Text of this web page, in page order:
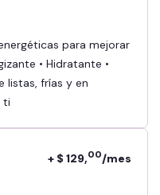
• Hidratante •
listas, frías y en
ti
+ $ 129,00/mes